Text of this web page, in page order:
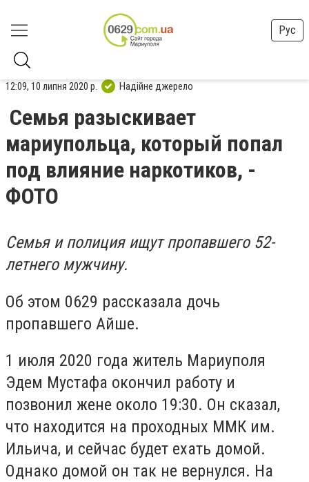
Рус
12:09, 10 липня 2020 р. Надійне джерело
Семья разыскивает
мариупольца, который попал
под влияние наркотиков, -
ФОТО
Семья и полиция ищут пропавшего 52-
летнего мужчину.
Об этом 0629 рассказала дочь
пропавшего Айше.
1 июля 2020 года житель Мариуполя
Эдем Мустафа окончил работу и
позвонил жене около 19:30. Он сказал,
что находится на проходных ММК им.
Ильича, и сейчас будет ехать домой.
Однако домой он так не вернулся. На